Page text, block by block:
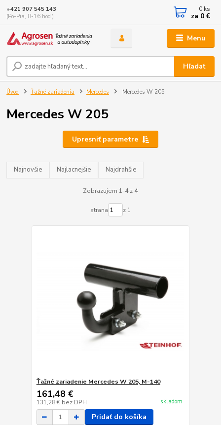
Menu
Hľadať
+421 907 545 143
(Po-Pia, 8-16 hod.)
0 ks
za 0 €
Úvod Ťažné zariadenia Mercedes Mercedes W 205
Mercedes W 205
Upresniť parametre
Najnovšie Najlacnejšie Najdrahšie
Zobrazujem 1-4 z 4
strana z 1
Ťažné zariadenie Mercedes W 205, M-140
161,48 €
131,28 € bez DPH skladom
Pridať do košíka